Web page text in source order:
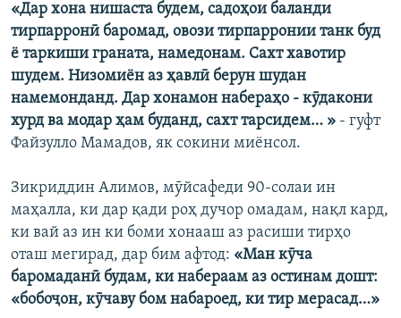
«Дар хона нишаста будем, садоҳои баланди
тирпарронӣ баромад, овози тирпарронии танк буд
ё таркиши граната, намедонам. Сахт хавотир
шудем. Низомиён аз ҳавлӣ берун шудан
намемонданд. Дар хонамон набераҳо - кӯдакони
хурд ва модар ҳам буданд, сахт тарсидем… » - гуфт
Файзулло Мамадов, як сокини миёнсол.
Зикриддин Алимов, мӯйсафеди 90-солаи ин
маҳалла, ки дар қади роҳ дучор омадам, нақл кард,
ки вай аз ин ки боми хонааш аз расиши тирҳо
оташ мегирад, дар бим афтод: «Ман кӯча
баромаданӣ будам, ки набераам аз остинам дошт:
«бобоҷон, кӯчаву бом набароед, ки тир мерасад…»